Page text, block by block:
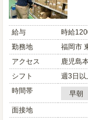
給与
時給
勤務地
福岡市
アクセス
鹿児島
シフト
週3日以
時間帯
早朝
面接地